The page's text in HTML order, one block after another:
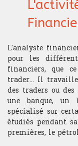
de qualité pour
Être diplômé du
prestigieuse
marché en
compétences
recherchées par
Annales
L'admission à
trading du CIT
par la
organisé par
épreuves
Une
ENSEIGNEMENT
Actualité
Anglais de
Anglais
Institute of
la finance de
compétences
des diplômés du
La délivrance
conditionnée
épreuves du
Trading School,
par l’obtention
aux tests ICFE®,
Structureur
Gérant de
Execution
Analyste
Economiste
d’ouvrages
finance, nos
ces ouvrages
étudiants en
formation.
Les
sont également
étudiants afin
CIT soit
Contact
Contatto
L'analyste
pour les
financiers, que
trader... Il
des traders ou
une banque, un
spécialisé sur
étudiés pendant
premières, le